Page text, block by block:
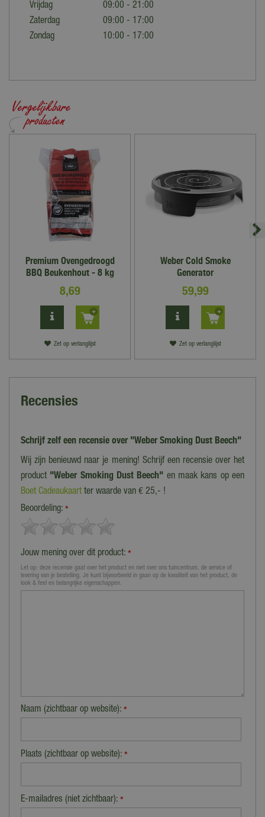
Vrijdag
09:00 - 21:00
Zaterdag
09:00 - 17:00
Zondag
10:00 - 17:00
Premium Ovengedroogd
BBQ Beukenhout - 8 kg
8,69
Zet op verlanglijst
Weber Cold Smoke
Generator
59,99
Zet op verlanglijst
Recensies
Schrijf zelf een recensie over "Weber Smoking Dust Beech"
Wij zijn benieuwd naar je mening! Schrijf een recensie over het
product "Weber Smoking Dust Beech" en maak kans op een
Boet Cadeaukaart ter waarde van € 25,- !
Beoordeling: *
Jouw mening over dit product: *
Let op: deze recensie gaat over het product en niet over ons tuincentrum, de service of
levering van je bestelling. Je kunt bijvoorbeeld in gaan op de kwaliteit van het product, de
look & feel en belangrijke eigenschappen.
Naam (zichtbaar op website): *
Plaats (zichtbaar op website): *
E-mailadres (niet zichtbaar): *